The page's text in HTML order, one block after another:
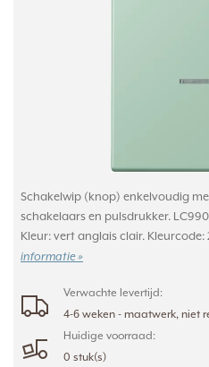
Schakelwip (knop) enkelvoudig
schakelaars en pulsdrukker.
Kleur: vert anglais clair. Kleurcode:
informatie »
Verwachte levertijd:
4-6 weken - maatwerk, niet
Huidige voorraad:
0 stuk(s)